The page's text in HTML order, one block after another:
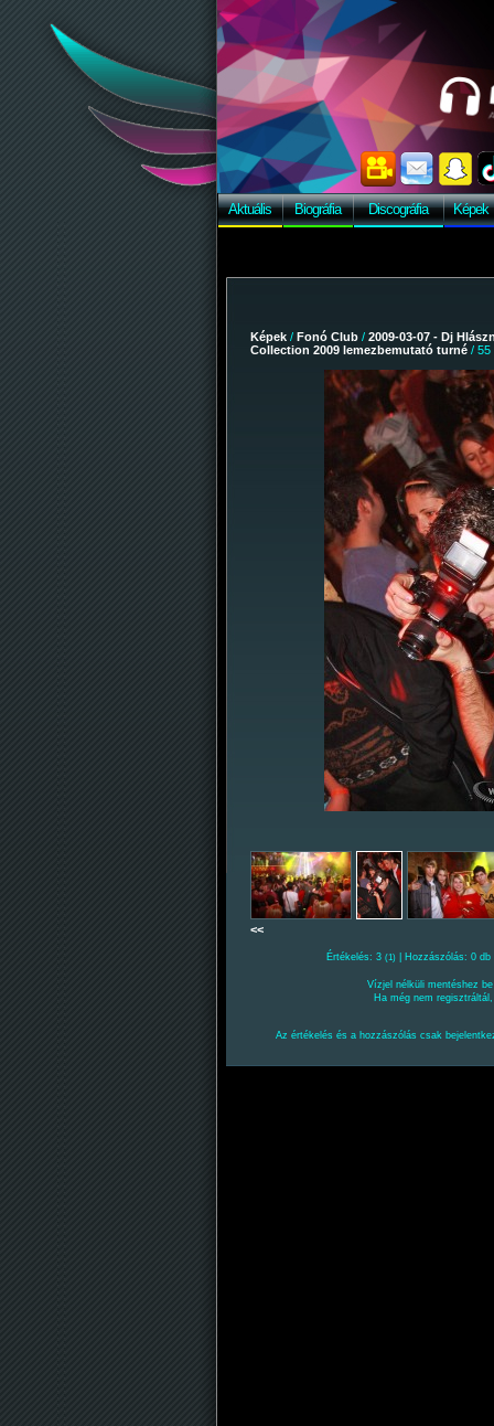
Aktuális Biográfia Discográfia Képek
Képek / Fonó Club / 2009-03-07 - Dj
Collection 2009 lemezbemutató turné / 55
<<
Értékelés: 3 (1) | Hozzászólás: 0
Vízjel nélküli mentéshez
Ha még nem
Az értékelés és a hozzászólás csak